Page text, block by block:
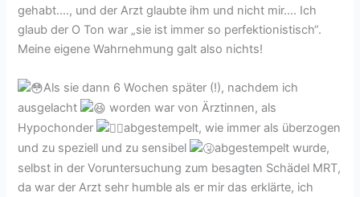
gehabt…., und der Arzt glaubte ihm und nicht mir…. Ich
glaub der O Ton war „sie ist immer so perfektionistisch“.
Meine eigene Wahrnehmung galt also nichts!
Als sie dann 6 Wochen später (!), nachdem ich
ausgelacht
worden war von Ärztinnen, als
Hypochonder
abgestempelt, wie immer als überzogen
und zu speziell und zu sensibel
abgestempelt wurde,
selbst in der Voruntersuchung zum besagten Schädel MRT,
da war der Arzt sehr humble als er mir das erklärte, ich